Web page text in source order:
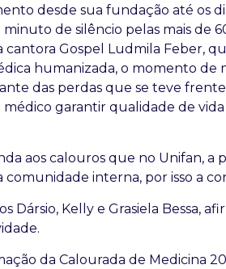
desde sua fundação até os
de silêncio pelas mais de
cantora Gospel Ludmila Feber,
humanizada, o momento
das perdas que se teve frente
garantir qualidade de vida
aos calouros que no Unifan, a
comunidade interna, por isso a
Dársio, Kelly e Grasiela Bessa,
da Calourada de Medicina